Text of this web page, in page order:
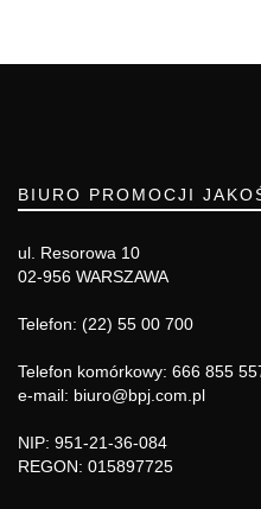
BIURO PROMOCJI
ul. Resorowa 10
02-956 WARSZAWA
Telefon: (22) 55 00 700
Telefon komórkowy: 666 855
e-mail: biuro@bpj.com.pl
NIP: 951-21-36-084
REGON: 015897725